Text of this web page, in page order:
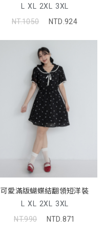
L XL 2XL 3XL
NT.1050
NTD.924
可愛滿版蝴蝶結翻領短洋裝
L XL 2XL 3XL
NT.990
NTD.871